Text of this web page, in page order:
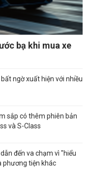
bạ khi mua xe
ngờ xuất hiện với nhiều
sắp có thêm phiên bản
và S-Class
đến va chạm vì "hiểu
phương tiện khác